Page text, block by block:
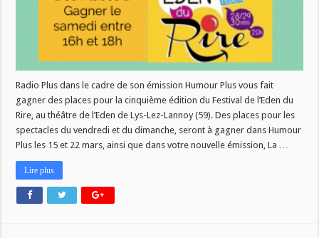
Radio Plus dans le cadre de son émission Humour Plus vous fait
gagner des places pour la cinquième édition du Festival de l’Eden du
Rire, au théâtre de l’Eden de Lys-Lez-Lannoy (59). Des places pour les
spectacles du vendredi et du dimanche, seront à gagner dans Humour
Plus les 15 et 22 mars, ainsi que dans votre nouvelle émission, La …
Lire plus